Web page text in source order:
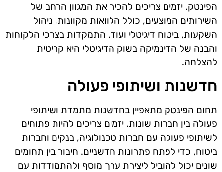
הפינטק. יזמים צריכים להכיר את המגוון הרחב של
השירותים המוצעים, כולל הלוואות מקוונות, ניהול
השקעות, ביטוח דיגיטלי ועוד. התמקדות בצרכי הלקוחות
והבנה של הדינמיקה בשוק הדיגיטלי היא קריטית
להצלחה.
חדשנות ושיתופי פעולה
תחום הפינטק מתאפיין בחדשנות מתמדת ושיתופי
פעולה בין חברות שונות. יזמים צריכים להיות פתוחים
לשיתופי פעולה עם חברות טכנולוגיה, בנקים וחברות
ביטוח, כדי לפתח פתרונות חדשניים. חיבור בין תחומים
שונים יכול להוביל ליצירת ערך מוסף ולהתמודדות עם